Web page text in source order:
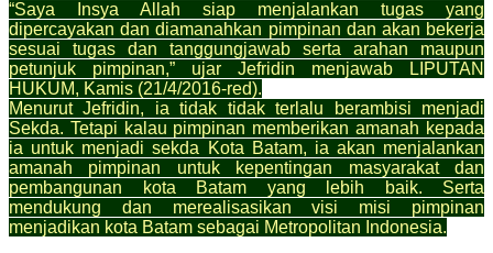
“Saya Insya Allah siap menjalankan tugas yang
dipercayakan dan diamanahkan pimpinan dan akan bekerja
sesuai tugas dan tanggungjawab serta arahan maupun
petunjuk pimpinan,” ujar Jefridin menjawab LIPUTAN
HUKUM, Kamis (21/4/2016-red).
Menurut Jefridin, ia tidak tidak terlalu berambisi menjadi
Sekda. Tetapi kalau pimpinan memberikan amanah kepada
ia untuk menjadi sekda Kota Batam, ia akan menjalankan
amanah pimpinan untuk kepentingan masyarakat dan
pembangunan kota Batam yang lebih baik. Serta
mendukung dan merealisasikan visi misi pimpinan
menjadikan kota Batam sebagai Metropolitan Indonesia.